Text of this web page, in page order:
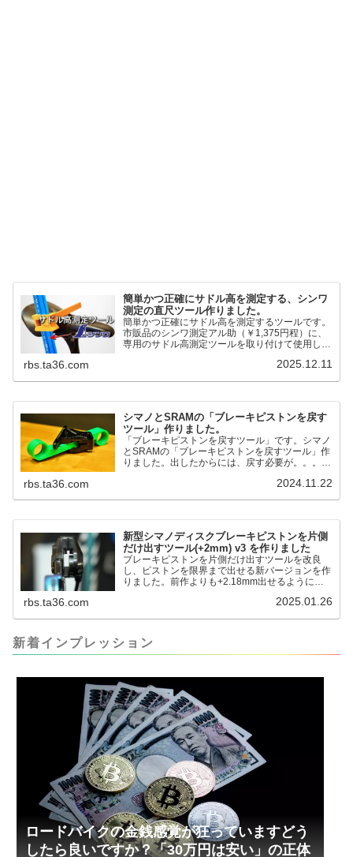
簡単かつ正確にサドル高を測定する、シンワ
測定の直尺ツール作りました。
簡単かつ正確にサドル高を測定するツールです。
市販品のシンワ測定アル助（￥1,375円程）に、
専用のサドル高測定ツールを取り付けて使用しま
るようになりました。シンワ測定(Shinwa
Sokutei)￥1,375Amazon.c...
rbs.ta36.com 2025.12.11
シマノとSRAMの「ブレーキピストンを戻す
ツール」作りました。
「ブレーキピストンを戻すツール」です。シマノ
とSRAMの「ブレーキピストンを戻すツール」作
りました。出したからには、戻す必要が。。。で
だと。。。▶「ブレーキピストンを戻すツール」
るのかというと、出ているピス...
rbs.ta36.com 2024.11.22
新型シマノディスクブレーキピストンを片側
だけ出すツール(+2mm) v3 を作りました
ブレーキピストンを片側だけ出すツールを改良
し、ピストンを限界まで出せる新バージョンを作
りました。前作よりも+2.18mm出せるようにな
って、オイル漏れするまで試しました。最も安全
ましたが、ギリギリまで攻めてますのでピストン
内部の汚れをさらに掃除できると思います。前作
の...
rbs.ta36.com 2025.01.26
新着インプレッション
ロードバイクの金銭感覚が狂っていますどう
したら良いですか？「30万円は安い」の正体